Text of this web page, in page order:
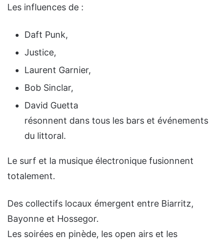
Les influences de :
Daft Punk,
Justice,
Laurent Garnier,
Bob Sinclar,
David Guetta
résonnent dans tous les bars et événements
du littoral.
Le surf et la musique électronique fusionnent
totalement.
Des collectifs locaux émergent entre Biarritz,
Bayonne et Hossegor.
Les soirées en pinède, les open airs et les